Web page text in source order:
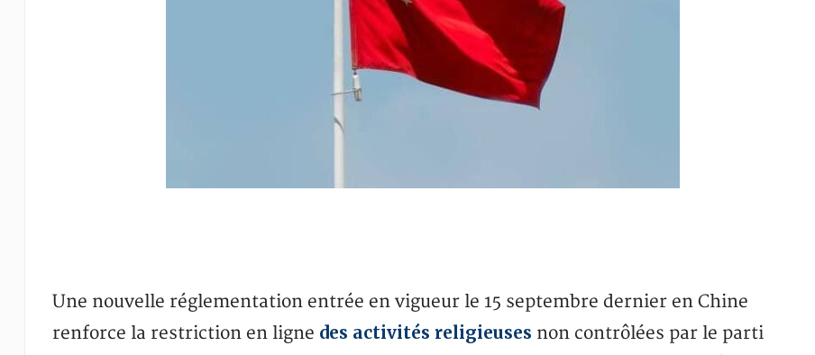
Une nouvelle réglementation entrée en vigueur le 15 septembre dernier en Chine
renforce la restriction en ligne des activités religieuses non contrôlées par le parti